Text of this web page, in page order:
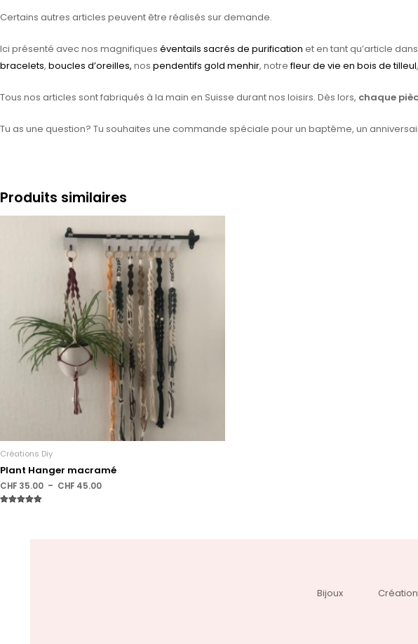
Certains autres articles peuvent être réalisés sur demande.
Ici présenté avec nos magnifiques éventails sacrés de purification et en tant qu’article
bracelets, boucles d’oreilles, nos pendentifs gold menhir, notrefleur de vie en bois de tilleul
Tous nos articles sont fabriqués à la main en Suisse durant nos loisirs. Dès lors, chaque
Tu as une question? Tu souhaites une commande spéciale pour un baptême, un
Produits similaires
Créations Diy
Plant Hanger macramé
CHF 35.00 – CHF 45.00
de
prix :
CHF 35.00
CHF 45.00
Bijoux